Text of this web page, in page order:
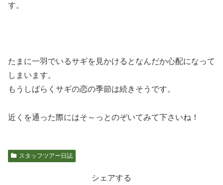
す。
たまに一羽でいるサギを見かけるとなんだか心配になって
しまいます。
もうしばらくサギの恋の季節は続きそうです。
近くを通った際にはそ～っとのぞいてみて下さいね！
スタッフツアー日誌
シェアする